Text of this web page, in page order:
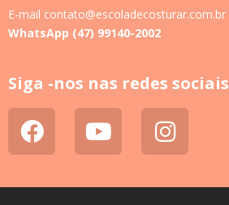
E-mail contato@escoladecosturar.com.br
WhatsApp (47) 99140-2002
Siga -nos nas redes sociais